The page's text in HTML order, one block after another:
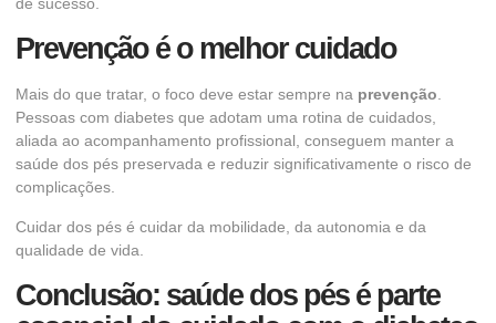
de sucesso.
Prevenção é o melhor cuidado
Mais do que tratar, o foco deve estar sempre na prevenção.
Pessoas com diabetes que adotam uma rotina de cuidados,
aliada ao acompanhamento profissional, conseguem manter a
saúde dos pés preservada e reduzir significativamente o risco de
complicações.
Cuidar dos pés é cuidar da mobilidade, da autonomia e da
qualidade de vida.
Conclusão: saúde dos pés é parte